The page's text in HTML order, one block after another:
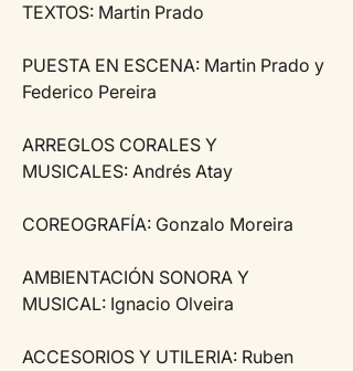
TEXTOS: Martin Prado
PUESTA EN ESCENA: Martin Prado y
Federico Pereira
ARREGLOS CORALES Y
MUSICALES: Andrés Atay
COREOGRAFÍA: Gonzalo Moreira
AMBIENTACIÓN SONORA Y
MUSICAL: Ignacio Olveira
ACCESORIOS Y UTILERIA: Ruben